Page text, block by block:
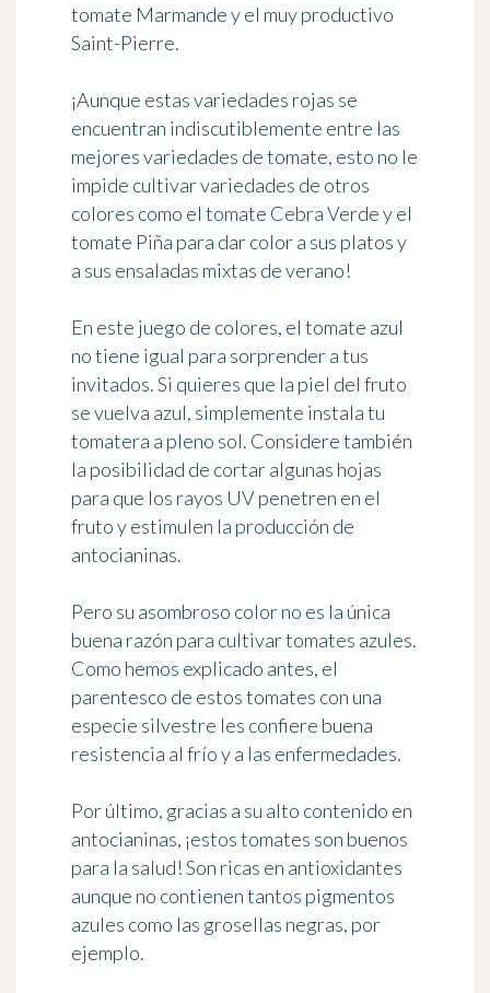
tomate Marmande y el muy productivo
Saint-Pierre.
¡Aunque estas variedades rojas se
encuentran indiscutiblemente entre las
mejores variedades de tomate, esto no le
impide cultivar variedades de otros
colores como el tomate Cebra Verde y el
tomate Piña para dar color a sus platosy
a sus ensaladas mixtas de verano!
En este juego de colores, el tomate azul
no tiene igual para sorprender a tus
invitados. Si quieres que la piel del fruto
se vuelva azul, simplemente instala tu
tomatera a pleno sol. Considere también
la posibilidad de cortar algunas hojas
para que los rayos UV penetren en el
fruto y estimulen la producción de
antocianinas.
Pero su asombroso color no es la única
buena razón para cultivar tomates azules.
Como hemos explicado antes, el
parentesco de estos tomates con una
especie silvestre les confiere buena
resistencia al frío y a las enfermedades.
Por último, gracias a su alto contenido en
antocianinas, ¡estos tomates son buenos
para la salud! Son ricas en antioxidantes
aunque no contienen tantos pigmentos
azules como las grosellas negras, por
ejemplo.